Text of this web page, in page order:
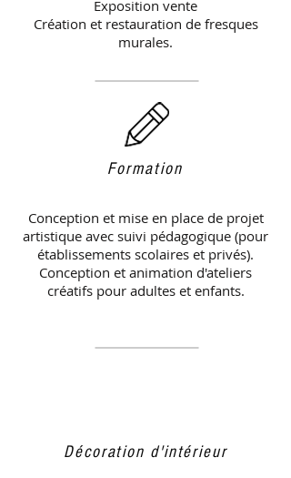
Exposition vente
Création et restauration de fresques
murales.
Formation
Conception et mise en place de projet
artistique avec suivi pédagogique (pour
établissements scolaires et privés).
Conception et animation d'ateliers
créatifs pour adultes et enfants.
Décoration d'intérieur